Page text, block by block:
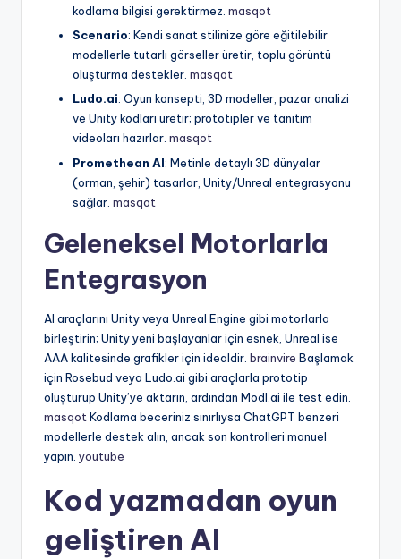
kodlama bilgisi gerektirmez. masqot
Scenario: Kendi sanat stilinize göre eğitilebilir
modellerle tutarlı görseller üretir, toplu görüntü
oluşturma destekler. masqot
Ludo.ai: Oyun konsepti, 3D modeller, pazar analizi
ve Unity kodları üretir; prototipler ve tanıtım
videoları hazırlar. masqot
Promethean AI: Metinle detaylı 3D dünyalar
(orman, şehir) tasarlar, Unity/Unreal entegrasyonu
sağlar. masqot
Geleneksel Motorlarla
Entegrasyon
AI araçlarını Unity veya Unreal Engine gibi motorlarla
birleştirin; Unity yeni başlayanlar için esnek, Unreal ise
AAA kalitesinde grafikler için idealdir. brainvire Başlamak
için Rosebud veya Ludo.ai gibi araçlarla prototip
oluşturup Unity’ye aktarın, ardından Modl.ai ile test edin.
masqot Kodlama beceriniz sınırlıysa ChatGPT benzeri
modellerle destek alın, ancak son kontrolleri manuel
yapın. youtube
Kod yazmadan oyun
geliştiren AI